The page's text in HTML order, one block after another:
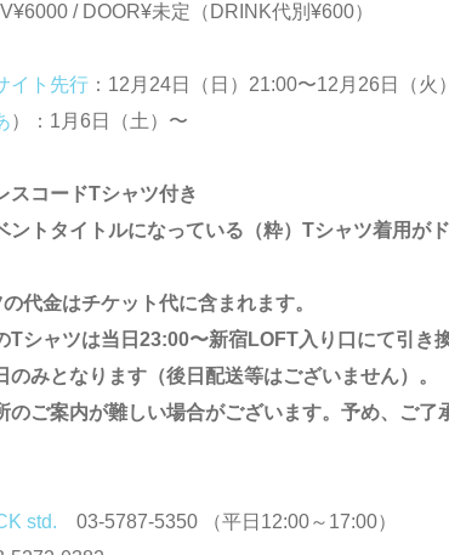
/ DOOR¥未定（DRINK代別¥600）
イト先行 ：12月24日（日）21:00〜12月26日（火
）：1月6日（土）〜
スコードTシャツ付き
トタイトルになっている（粋）Tシャツ着用が
の代金はチケット代に含まれます。
Tシャツは当日23:00〜新宿LOFT入り口にて引き
のみとなります（後日配送等はございません）。
のご案内が難しい場合がございます。予め、ご了
std. 03-5787-5350 （平日12:00～17:00）